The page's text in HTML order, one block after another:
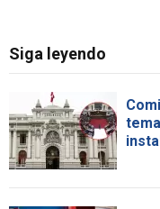
Siga leyendo